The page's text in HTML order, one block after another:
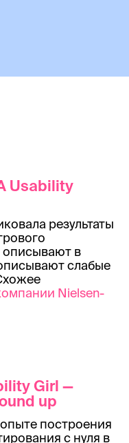
Usability
результаты
описывают в
слабые
Nielsen-
Girl —
up
построения
с нуля в